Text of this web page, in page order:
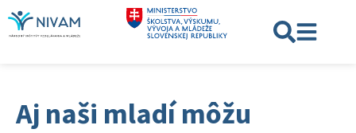
Aj naši mladí môžu